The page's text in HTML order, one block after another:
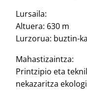
Lursaila:
Altuera: 630 m
Lurzorua: buztin-
Mahastizaintza:
Printzipio eta
nekazaritza